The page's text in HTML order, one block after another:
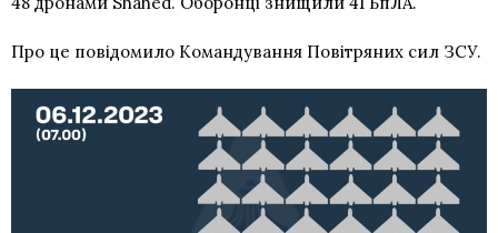
Про це повідомило Командування Повітряних сил ЗСУ.